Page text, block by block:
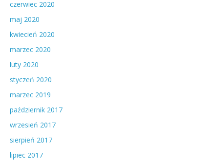
czerwiec 2020
maj 2020
kwiecień 2020
marzec 2020
luty 2020
styczeń 2020
marzec 2019
październik 2017
wrzesień 2017
sierpień 2017
lipiec 2017